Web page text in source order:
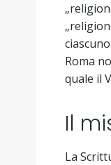
Roma
quale il
Il
La